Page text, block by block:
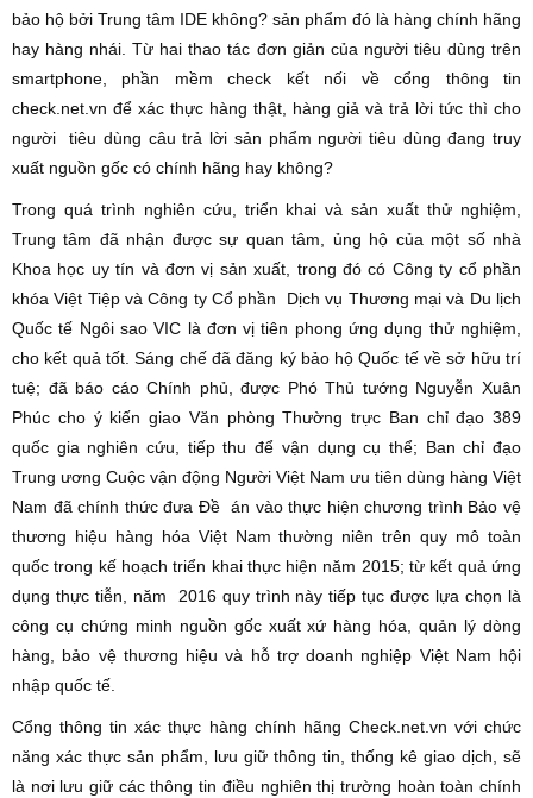
bảo hộ bởi Trung tâm IDE không? sản phẩm đó là hàng chính hãng
hay hàng nhái. Từ hai thao tác đơn giản của người tiêu dùng trên
smartphone, phần mềm check kết nối về cổng thông tin
check.net.vn để xác thực hàng thật, hàng giả và trả lời tức thì cho
người tiêu dùng câu trả lời sản phẩm người tiêu dùng đang truy
xuất nguồn gốc có chính hãng hay không?
Trong quá trình nghiên cứu, triển khai và sản xuất thử nghiệm,
Trung tâm đã nhận được sự quan tâm, ủng hộ của một số nhà
Khoa học uy tín và đơn vị sản xuất, trong đó có Công ty cổ phần
khóa Việt Tiệp và Công ty Cổ phần Dịch vụ Thương mại và Du lịch
Quốc tế Ngôi sao VIC là đơn vị tiên phong ứng dụng thử nghiệm,
cho kết quả tốt. Sáng chế đã đăng ký bảo hộ Quốc tế về sở hữu trí
tuệ; đã báo cáo Chính phủ, được Phó Thủ tướng Nguyễn Xuân
Phúc cho ý kiến giao Văn phòng Thường trực Ban chỉ đạo 389
quốc gia nghiên cứu, tiếp thu để vận dụng cụ thể; Ban chỉ đạo
Trung ương Cuộc vận động Người Việt Nam ưu tiên dùng hàng Việt
Nam đã chính thức đưa Đề án vào thực hiện chương trình Bảo vệ
thương hiệu hàng hóa Việt Nam thường niên trên quy mô toàn
quốc trong kế hoạch triển khai thực hiện năm 2015; từ kết quả ứng
dụng thực tiễn, năm 2016 quy trình này tiếp tục được lựa chọn là
công cụ chứng minh nguồn gốc xuất xứ hàng hóa, quản lý dòng
hàng, bảo vệ thương hiệu và hỗ trợ doanh nghiệp Việt Nam hội
nhập quốc tế.
Cổng thông tin xác thực hàng chính hãng Check.net.vn với chức
năng xác thực sản phẩm, lưu giữ thông tin, thống kê giao dịch, sẽ
là nơi lưu giữ các thông tin điều nghiên thị trường hoàn toàn chính